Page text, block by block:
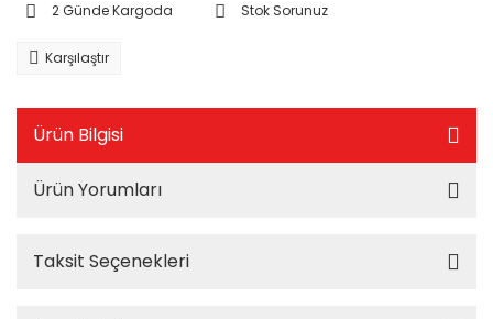
2 Günde Kargoda Stok Sorunuz
Karşılaştır
Ürün Bilgisi
Ürün Yorumları
Taksit Seçenekleri